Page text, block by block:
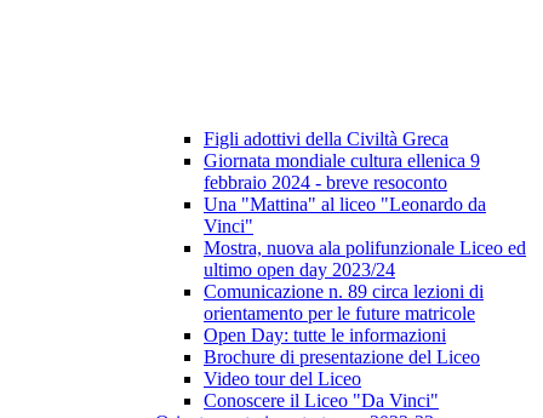
Figli adottivi della Civiltà Greca
Giornata mondiale cultura ellenica 9
febbraio 2024 - breve resoconto
Una "Mattina" al liceo "Leonardo da
Vinci"
Mostra, nuova ala polifunzionale Liceo ed
ultimo open day 2023/24
Comunicazione n. 89 circa lezioni di
orientamento per le future matricole
Open Day: tutte le informazioni
Brochure di presentazione del Liceo
Video tour del Liceo
Conoscere il Liceo "Da Vinci"